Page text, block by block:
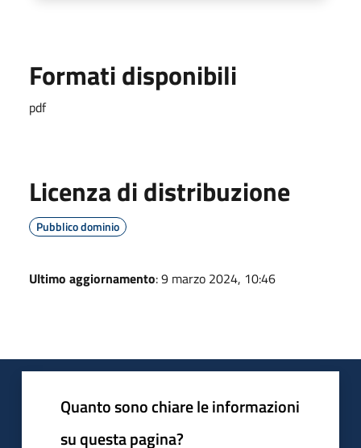
Formati disponibili
pdf
Licenza di distribuzione
Pubblico dominio
Ultimo aggiornamento: 9 marzo 2024, 10:46
Quanto sono chiare le informazioni
su questa pagina?